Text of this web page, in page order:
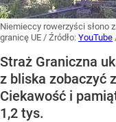
Niemieccy rowerzyści słono
granicę UE / Źródło: YouTube
Straż Graniczna
z bliska zobaczyć
Ciekawość i
1,2 tys.